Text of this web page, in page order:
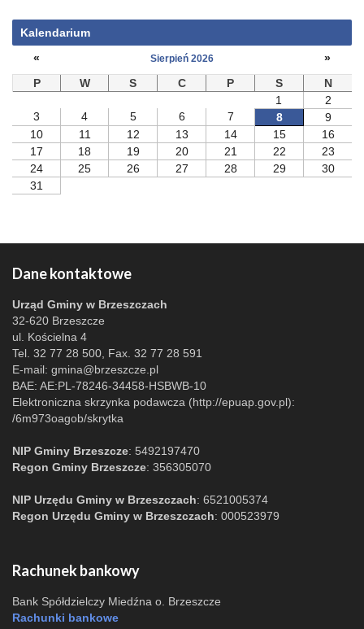
Kalendarium
«
Sierpień 2026
»
P
W S C P S
N
1
2
3
4 5 6 7 8
9
10
11 12 13 14 15
16
17
18 19 20 21 22
23
24
25 26 27 28 29
30
31
Dane kontaktowe
Urząd Gminy w Brzeszczach
32-620 Brzeszcze
ul. Kościelna 4
Tel. 32 77 28 500, Fax. 32 77 28 591
E-mail: gmina@brzeszcze.pl
BAE: AE:PL-78246-34458-HSBWB-10
Elektroniczna skrzynka podawcza (http://epuap.gov.pl):
/6m973oagob/skrytka
NIP Gminy Brzeszcze: 5492197470
Regon Gminy Brzeszcze: 356305070
NIP Urzędu Gminy w Brzeszczach: 6521005374
Regon Urzędu Gminy w Brzeszczach: 000523979
Rachunek bankowy
Bank Spółdzielczy Miedźna o. Brzeszcze
Rachunki bankowe